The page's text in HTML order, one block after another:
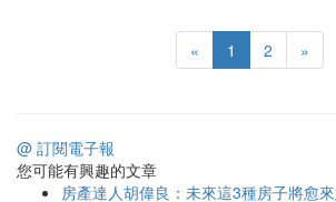
« 1 2 »
@ 訂閱電子報
您可能有興趣的文章
房產達人胡偉良：未來這3種房子將愈